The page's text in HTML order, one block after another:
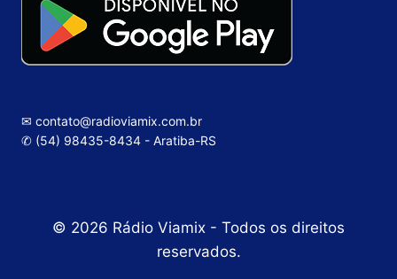
✉ contato@radioviamix.com.br
✆ (54) 98435-8434 - Aratiba-RS
© 2026 Rádio Viamix - Todos os direitos
reservados.